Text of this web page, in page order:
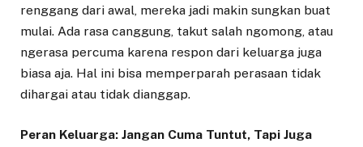
renggang dari awal, mereka jadi makin sungkan buat
mulai. Ada rasa canggung, takut salah ngomong, atau
ngerasa percuma karena respon dari keluarga juga
biasa aja. Hal ini bisa memperparah perasaan tidak
dihargai atau tidak dianggap.
Peran Keluarga: Jangan Cuma Tuntut, Tapi Juga